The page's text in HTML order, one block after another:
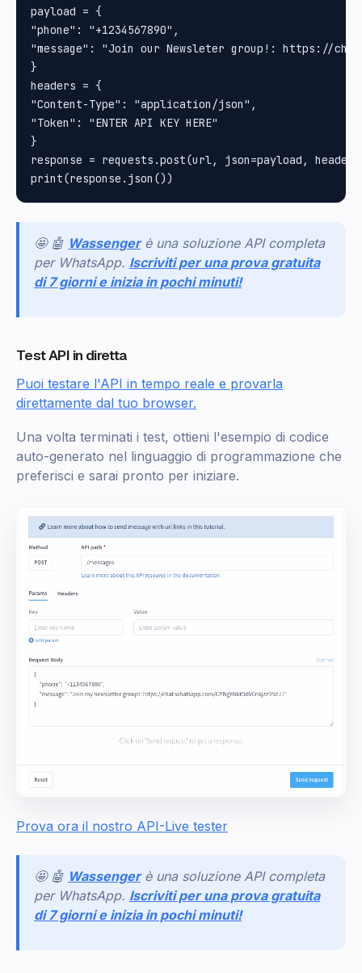
payload = {
"phone": "+1234567890",
"message": "Join our Newsleter group!: https://
}
headers = {
"Content-Type": "application/json",
"Token": "ENTER API KEY HERE"
}
response = requests.post(url, json=payload,
🤩 🤖 Wassenger è una soluzione API completa
per WhatsApp. Iscriviti per una prova gratuita
di 7 giorni e inizia in pochi minuti!
Test API in diretta
Puoi testare l'API in tempo reale e provarla
direttamente dal tuo browser.
Una volta terminati i test, ottieni l'esempio di codice
auto-generato nel linguaggio di programmazione che
preferisci e sarai pronto per iniziare.
Prova ora il nostro API-Live tester
🤩 🤖 Wassenger è una soluzione API completa
per WhatsApp. Iscriviti per una prova gratuita
di 7 giorni e inizia in pochi minuti!